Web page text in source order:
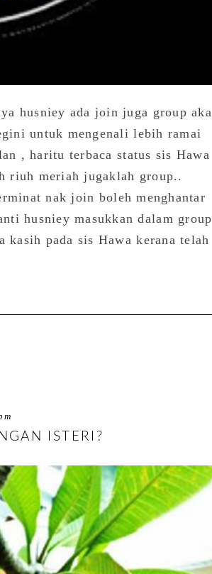
husniey ada join juga group aka
untuk mengenali lebih ramai
, haritu terbaca status sis Hawa
riuh meriah jugaklah group..
nak join boleh menghantar
husniey masukkan dalam group
pada sis Hawa kerana telah
ISTERI?